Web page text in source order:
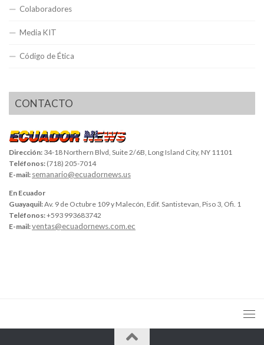
Colaboradores
Media KIT
Código de Ética
CONTACTO
Dirección: 34-18 Northern Blvd, Suite 2/6B, Long Island City, NY 11101
Teléfonos: (718) 205-7014
E-mail: semanario@ecuadornews.us
En Ecuador
Guayaquil:Av. 9 de Octubre 109 y Malecón, Edif. Santistevan, Piso 3, Ofi. 1
Teléfonos:+593 993683742
E-mail:ventas@ecuadornews.com.ec